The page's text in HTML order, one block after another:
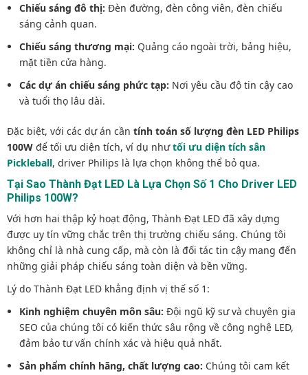
Chiếu sáng đô thị: Đèn đường, đèn công viên, đèn chiếu
sáng cảnh quan.
Chiếu sáng thương mại: Quảng cáo ngoài trời, bảng hiệu,
mặt tiền cửa hàng.
Các dự án chiếu sáng phức tạp: Nơi yêu cầu độ tin cậy cao
và tuổi thọ lâu dài.
Đặc biệt, với các dự án cần tính toán số lượng đèn LED Philips
100W để tối ưu diện tích, ví dụ nhưtối ưu diện tích sân
Pickleball, driver Philips là lựa chọn không thể bỏ qua.
Tại Sao Thành Đạt LED Là Lựa Chọn Số 1 Cho Driver LED
Philips 100W?
Với hơn hai thập kỷ hoạt động, Thành Đạt LED đã xây dựng
được uy tín vững chắc trên thị trường chiếu sáng. Chúng tôi
không chỉ là nhà cung cấp, mà còn là đối tác tin cậy mang đến
những giải pháp chiếu sáng toàn diện và bền vững.
Lý do Thành Đạt LED khẳng định vị thế số 1:
Kinh nghiệm chuyên môn sâu: Đội ngũ kỹ sư và chuyên gia
SEO của chúng tôi có kiến thức sâu rộng về công nghệ LED,
đảm bảo tư vấn chính xác và hiệu quả nhất.
Sản phẩm chính hãng, chất lượng cao: Chúng tôi cam kết